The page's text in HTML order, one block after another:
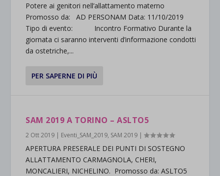
Potere ai genitori nell’allattamento materno
Promosso da: AD PERSONAM Data: 11/10/2019
Tipo di evento: Incontro Formativo Durante la
giornata ci saranno interventi d’informazione condotti
da ostetriche,...
PER SAPERNE DI PIÙ
SAM 2019 A TORINO – ASLTO5
2 Ott 2019 | Eventi_SAM_2019, SAM 2019 |
APERTURA PRESERALE DEI PUNTI DI SOSTEGNO
ALLATTAMENTO CARMAGNOLA, CHERI,
MONCALIERI, NICHELINO. Promosso da: ASLTO5